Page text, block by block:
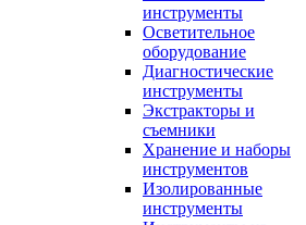
инструменты
Осветительное
оборудование
Диагностические
инструменты
Экстракторы и
съемники
Хранение и наборы
инструментов
Изолированные
инструменты